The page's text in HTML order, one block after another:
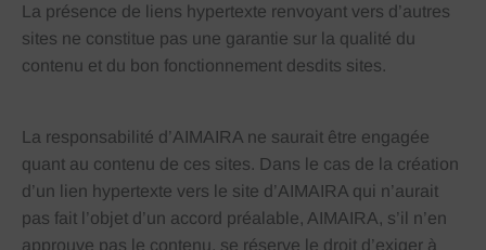
La présence de liens hypertexte renvoyant vers d’autres
sites ne constitue pas une garantie sur la qualité du
contenu et du bon fonctionnement desdits sites.
La responsabilité d’AIMAIRA ne saurait être engagée
quant au contenu de ces sites. Dans le cas de la création
d’un lien hypertexte vers le site d’AIMAIRA qui n’aurait
pas fait l’objet d’un accord préalable, AIMAIRA, s’il n’en
approuve pas le contenu, se réserve le droit d’exiger à